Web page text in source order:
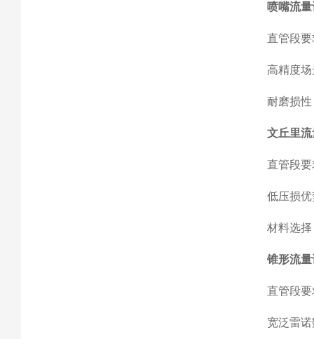
喷嘴流
直管段
高精度
耐磨损
文丘里
直管段
低压损
材料选
锥形流量
直管段
宽泛雷